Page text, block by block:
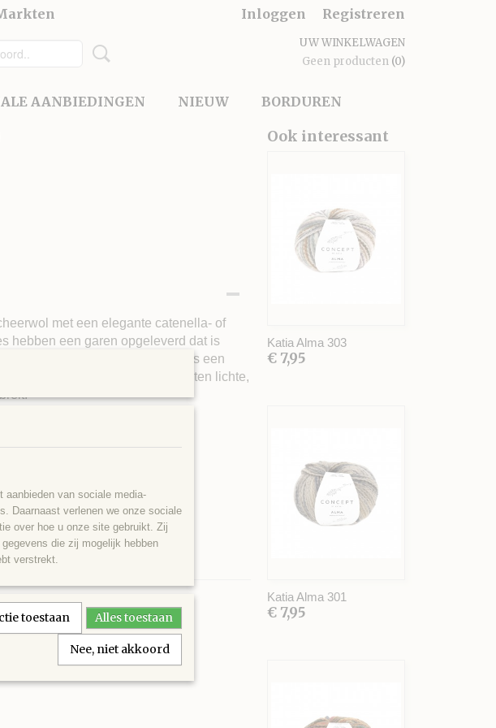
Inloggen Registreren
UW WINKELWAGEN
Geen producten (0)
AANBIEDINGEN NIEUW BORDUREN
met een elegante catenella- of
hebben een garen opgeleverd dat is
één effenkleurige draad. Alma is een
waarmee u snel allerlei soorten lichte,
maat 42
Ook interessant
Katia Alma 303
€ 7,95
Katia Alma 301
€ 7,95
aanbieden van sociale media-
Daarnaast verlenen we onze sociale
over hoe u onze site gebruikt. Zij
die zij mogelijk hebben
verstrekt.
toestaan Alles toestaan
Nee, niet akkoord